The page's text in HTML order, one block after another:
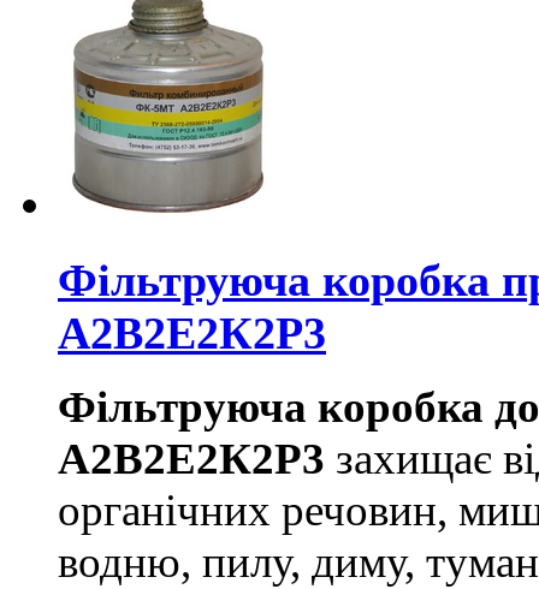
Фільтруюча коробка
А2В2Е2К2P3
Фільтруюча коробка
А2В2Е2К2P3 захищає
органічних речовин,
водню, пилу, диму,